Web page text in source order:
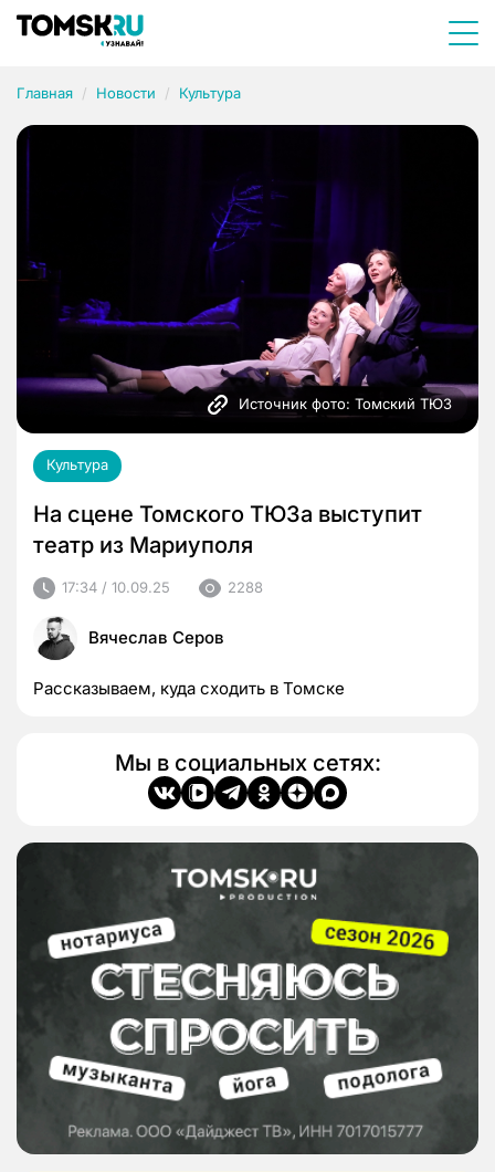
Главная Новости Культура
Источник фото: Томский ТЮЗ
Культура
На сцене Томского ТЮЗа выступит
театр из Мариуполя
17:34 / 10.09.25 2288
Вячеслав Серов
Рассказываем, куда сходить в Томске
Мы в социальных сетях: